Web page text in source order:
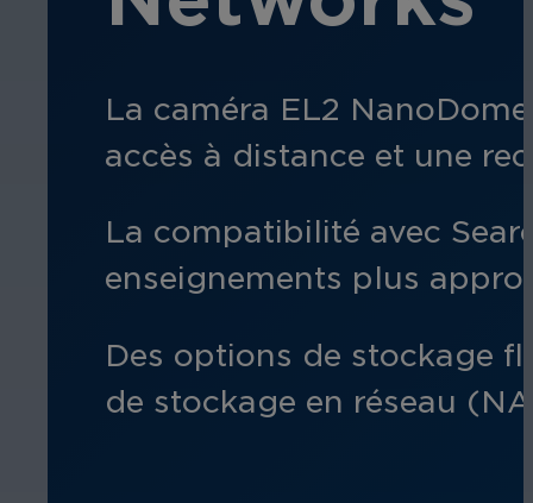
La caméra EL2
accès à distance et une
La compatibilité avec
enseignements plus
Des options de stockage
de stockage en réseau